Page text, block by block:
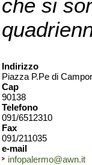
che si
Indirizzo
Piazza P.Pe di
Cap
90138
Telefono
091/6512310
Fax
091/211035
e-mail
infopalermo@awn.it